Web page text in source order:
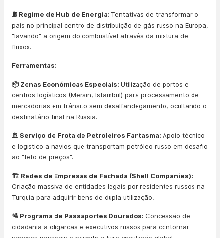
⛽ Regime de Hub de Energia: Tentativas de transformar o
país no principal centro de distribuição de gás russo na Europa,
"lavando" a origem do combustível através da mistura de
fluxos.
Ferramentas:
📦 Zonas Económicas Especiais: Utilização de portos e
centros logísticos (Mersin, Istambul) para processamento de
mercadorias em trânsito sem desalfandegamento, ocultando o
destinatário final na Rússia.
🚢 Serviço de Frota de Petroleiros Fantasma: Apoio técnico
e logístico a navios que transportam petróleo russo em desafio
ao "teto de preços".
🏗️ Redes de Empresas de Fachada (Shell Companies):
Criação massiva de entidades legais por residentes russos na
Turquia para adquirir bens de dupla utilização.
🛂 Programa de Passaportes Dourados: Concessão de
cidadania a oligarcas e executivos russos para contornar